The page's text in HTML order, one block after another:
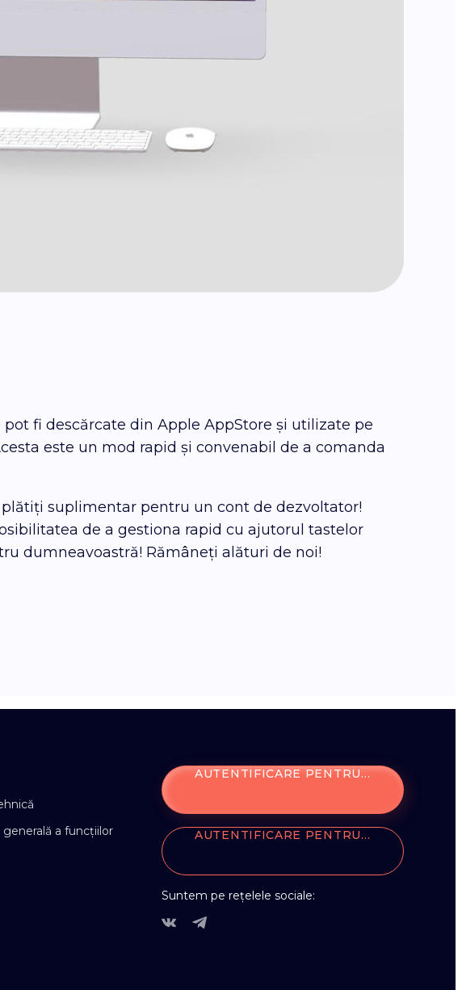
fi descărcate din Apple AppStore și utilizate pe
este un mod rapid și convenabil de a comanda
suplimentar pentru un cont de dezvoltator!
de a gestiona rapid cu ajutorul tastelor
dumneavoastră! Rămâneți alături de noi!
a funcțiilor
AUTENTIFICARE PENTRU COMPANII
AUTENTIFICARE PENTRU PARTENERI
Suntem pe rețelele sociale: